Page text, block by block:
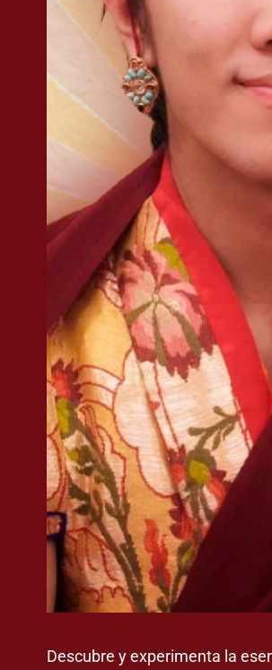
Descubre y experimenta la